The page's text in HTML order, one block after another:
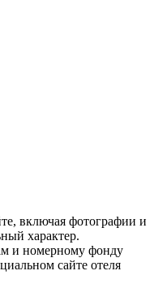
включая фотографии и
характер.
и номерному фонду
сайте отеля